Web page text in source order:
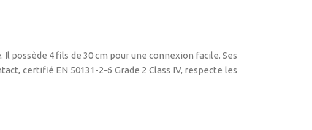
possède 4 fils de 30 cm pour une connexion facile. Ses
certifié EN 50131-2-6 Grade 2 Class IV, respecte les